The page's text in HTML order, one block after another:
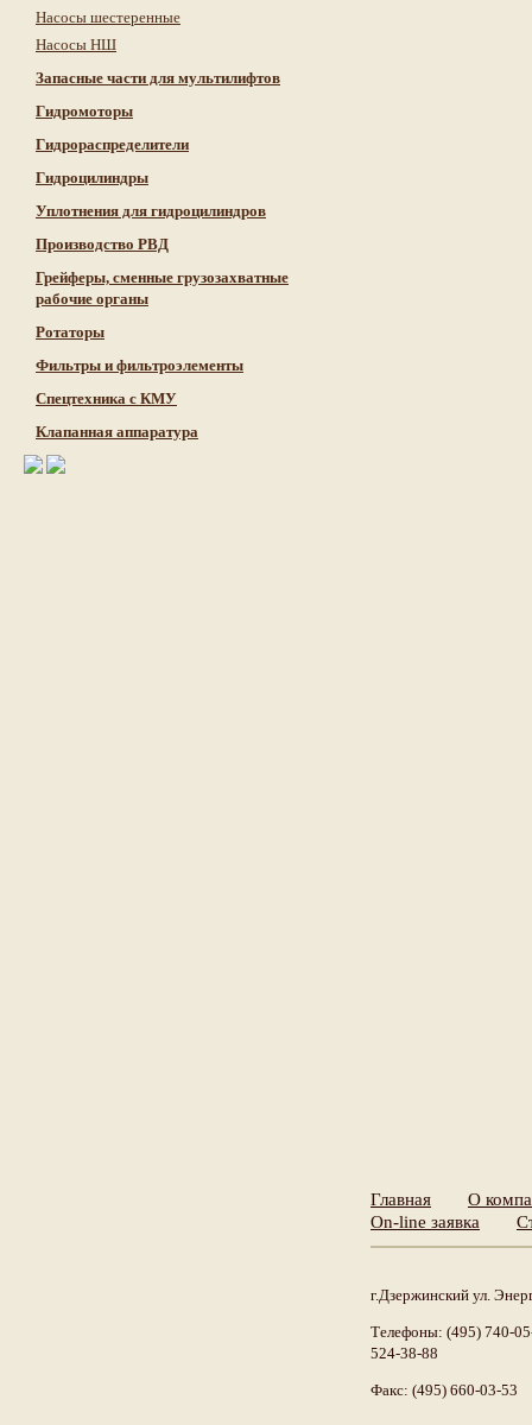
Насосы шестеренные
Насосы НШ
Запасные части для мультилифтов
Гидромоторы
Гидрораспределители
Гидроцилиндры
Уплотнения для гидроцилиндров
Производство РВД
Грейферы, сменные грузозахватные
рабочие органы
Ротаторы
Фильтры и фильтроэлементы
Cпецтехника с КМУ
Клапанная аппаратура
Главная
О
On-line заявка
г.Дзержинский ул.
Телефоны: (495) 740-
524-38-88
Факс: (495) 660-03-53